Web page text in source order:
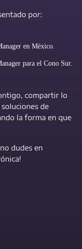
por:
en México.
para el Cono Sur.
compartir lo
de
la forma en que
dudes en